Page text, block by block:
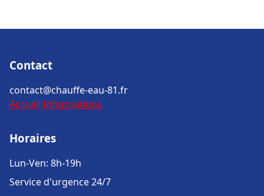
Contact
contact@chauffe-eau-81.fr
Accueil Informations
Horaires
Lun-Ven: 8h-19h
Service d'urgence 24/7